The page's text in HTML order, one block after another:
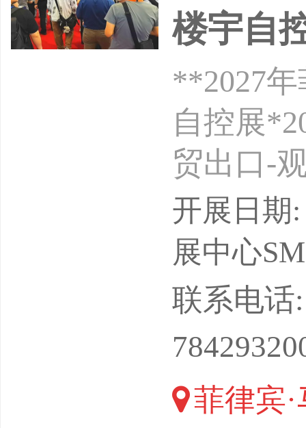
楼宇自
**2027
自控展
贸出口-
出地点
一届【
司【励航
察】本
展会上
受异域
开展日期
展中心
联系电话
菲律宾·